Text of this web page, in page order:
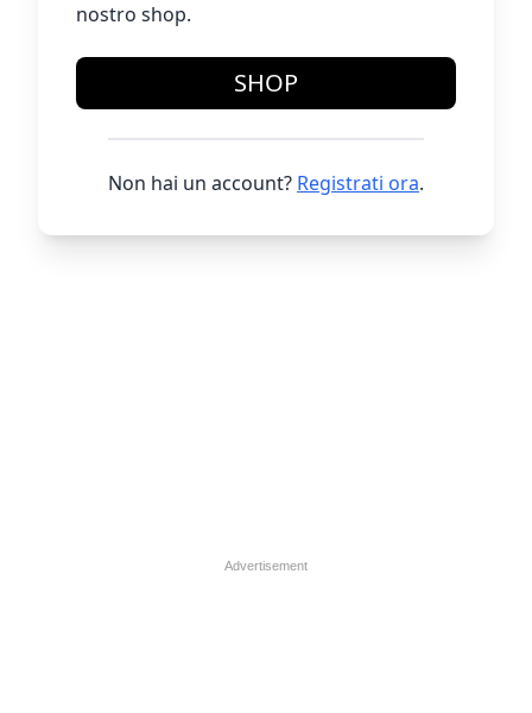
nostro shop.
SHOP
Non hai un account? Registrati ora.